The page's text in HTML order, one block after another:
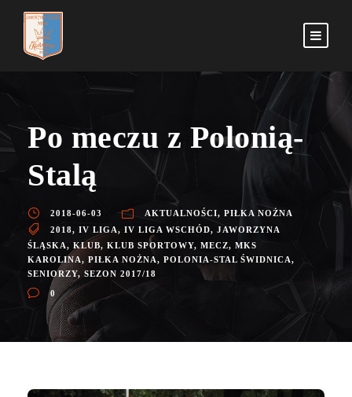
Po meczu z Polonią-
Stalą
2018-06-03 AKTUALNOŚCI, PIŁKA NOŻNA
2018, IV LIGA, IV LIGA WSCHÓD, JAWORZYNA
ŚLĄSKA, KLUB, KLUB SPORTOWY, MECZ, MKS
KAROLINA, PIŁKA NOŻNA, POLONIA-STAL ŚWIDNICA,
SENIORZY, SEZON 2017/18
0